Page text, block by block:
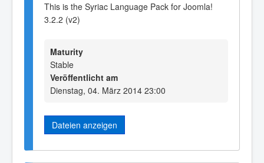
This is the Syriac Language Pack for Joomla!
3.2.2 (v2)
Maturity
Stable
Veröffentlicht am
Dienstag, 04. März 2014 23:00
Dateien anzeigen